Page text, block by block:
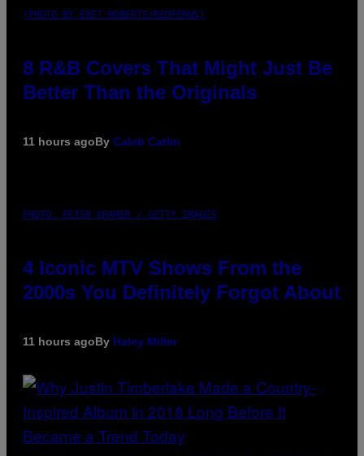
(PHOTO BY EBET ROBERTS/REDFERNS)
8 R&B Covers That Might Just Be
Better Than the Originals
11 hours agoBy Caleb Catlin
PHOTO: PETER KRAMER / GETTY IMAGES
4 Iconic MTV Shows From the
2000s You Definitely Forgot About
11 hours agoBy Haley Miller